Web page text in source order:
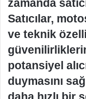
zamanda
Satıcılar,
ve teknik
potansiyel
duymasını